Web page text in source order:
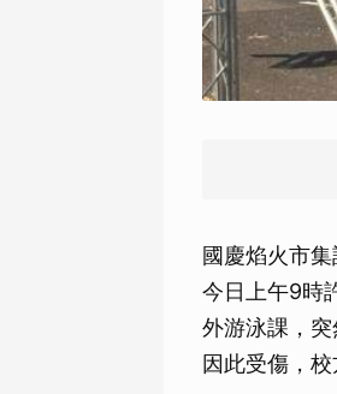
國慶焰火市
今日上午9時
外游泳課，
因此受傷，